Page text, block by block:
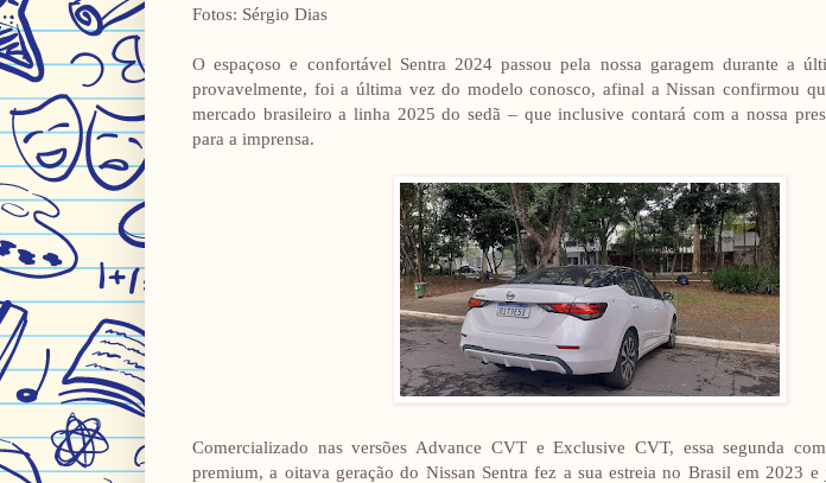
Fotos: Sérgio Dias
O espaçoso e confortável Sentra 2024 passou pela nossa garagem durante a
provavelmente, foi a última vez do modelo conosco, afinal a Nissan confirmou
mercado brasileiro a linha 2025 do sedã – que inclusive contará com a nossa
para a imprensa.
Comercializado nas versões Advance CVT e Exclusive CVT, essa segunda
premium, a oitava geração do Nissan Sentra fez a sua estreia no Brasil em 2023 e